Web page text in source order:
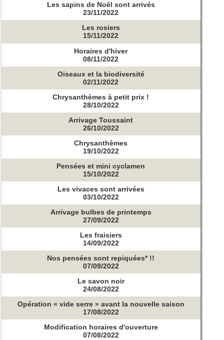
Les sapins de Noël sont arrivés
23/11/2022
Les rosiers
15/11/2022
Horaires d'hiver
08/11/2022
Oiseaux et la biodiversité
02/11/2022
Chrysanthèmes à petit prix !
28/10/2022
Arrivage Toussaint
26/10/2022
Chrysanthèmes
19/10/2022
Pensées et mini cyclamen
15/10/2022
Les vivaces sont arrivées
03/10/2022
Arrivage bulbes de printemps
27/09/2022
Les fraisiers
14/09/2022
Nos pensées sont repiquées* !!
07/09/2022
Le savon noir
24/08/2022
Opération « vide serre » avant la nouvelle saison
17/08/2022
Modification horaires d'ouverture
07/08/2022